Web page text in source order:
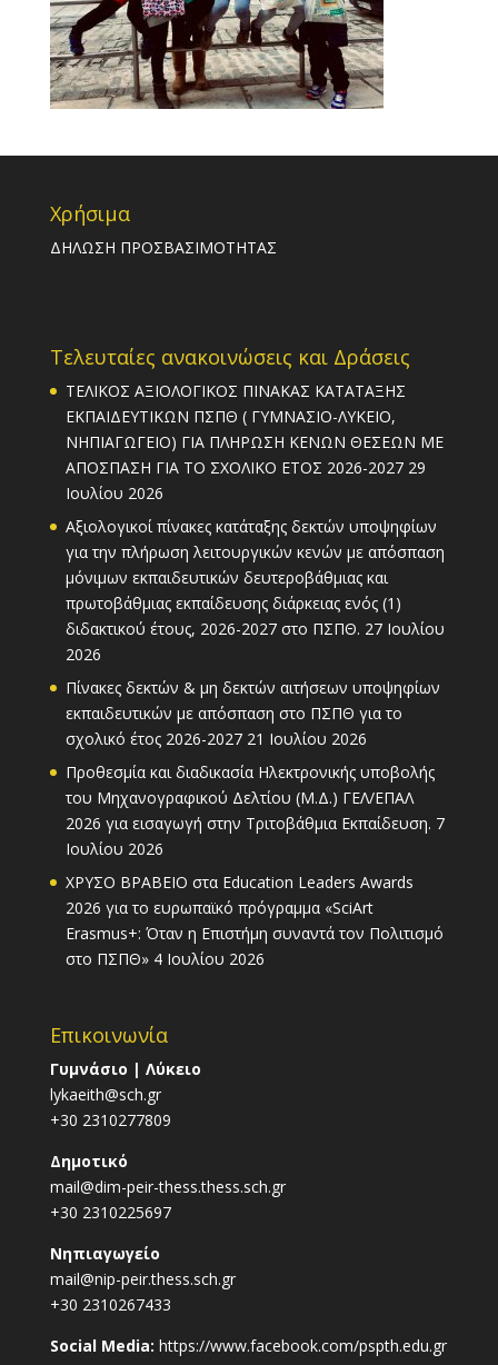
Χρήσιμα
ΔΗΛΩΣΗ ΠΡΟΣΒΑΣΙΜΟΤΗΤΑΣ
Τελευταίες ανακοινώσεις και Δράσεις
ΤΕΛΙΚΟΣ ΑΞΙΟΛΟΓΙΚΟΣ ΠΙΝΑΚΑΣ ΚΑΤΑΤΑΞΗΣ
ΕΚΠΑΙΔΕΥΤΙΚΩΝ ΠΣΠΘ ( ΓΥΜΝΑΣΙΟ-ΛΥΚΕΙΟ,
ΝΗΠΙΑΓΩΓΕΙΟ) ΓΙΑ ΠΛΗΡΩΣΗ ΚΕΝΩΝ ΘΕΣΕΩΝ ΜΕ
ΑΠΟΣΠΑΣΗ ΓΙΑ ΤΟ ΣΧΟΛΙΚΟ ΕΤΟΣ 2026-2027 29
Ιουλίου 2026
Αξιολογικοί πίνακες κατάταξης δεκτών υποψηφίων
για την πλήρωση λειτουργικών κενών με απόσπαση
μόνιμων εκπαιδευτικών δευτεροβάθμιας και
πρωτοβάθμιας εκπαίδευσης διάρκειας ενός (1)
διδακτικού έτους, 2026-2027 στο ΠΣΠΘ. 27 Ιουλίου
2026
Πίνακες δεκτών & μη δεκτών αιτήσεων υποψηφίων
εκπαιδευτικών με απόσπαση στο ΠΣΠΘ για το
σχολικό έτος 2026-2027 21 Ιουλίου 2026
Προθεσμία και διαδικασία Ηλεκτρονικής υποβολής
του Μηχανογραφικού Δελτίου (Μ.Δ.) ΓΕΛ/ΕΠΑΛ
2026 για εισαγωγή στην Τριτοβάθμια Εκπαίδευση. 7
Ιουλίου 2026
ΧΡΥΣΟ ΒΡΑΒΕΙΟ στα Education Leaders Awards
2026 για το ευρωπαϊκό πρόγραμμα «SciArt
Erasmus+: Όταν η Επιστήμη συναντά τον Πολιτισμό
στο ΠΣΠΘ» 4 Ιουλίου 2026
Επικοινωνία
Γυμνάσιο | Λύκειο
lykaeith@sch.gr
+30 2310277809
Δημοτικό
mail@dim-peir-thess.thess.sch.gr
+30 2310225697
Νηπιαγωγείο
mail@nip-peir.thess.sch.gr
+30 2310267433
Social Media: https://www.facebook.com/pspth.edu.gr